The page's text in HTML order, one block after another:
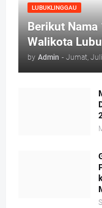
LUBUKLINGGAU
Berikut
Walikota
by Admin - Jumat,